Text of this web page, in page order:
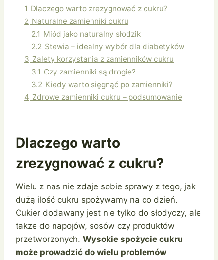
1 Dlaczego warto zrezygnować z cukru?
2 Naturalne zamienniki cukru
2.1 Miód jako naturalny słodzik
2.2 Stewia – idealny wybór dla diabetyków
3 Zalety korzystania z zamienników cukru
3.1 Czy zamienniki są drogie?
3.2 Kiedy warto sięgnąć po zamienniki?
4 Zdrowe zamienniki cukru – podsumowanie
Dlaczego warto
zrezygnować z cukru?
Wielu z nas nie zdaje sobie sprawy z tego, jak
dużą ilość cukru spożywamy na co dzień.
Cukier dodawany jest nie tylko do słodyczy, ale
także do napojów, sosów czy produktów
przetworzonych. Wysokie spożycie cukru
może prowadzić do wielu problemów